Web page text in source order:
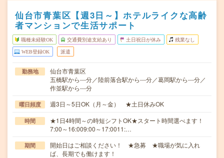
仙台市青葉区【週3日～】ホテルライクな高齢
者マンションで生活サポート
職種未経験OK 交通費別途支給あり 土日祝日が休み 残業なし
WEB登録OK 派遣
勤務地
仙台市青葉区
五橋駅から---分／陸前落合駅から---分／葛岡駅から---分／
作並駅から---分
曜日頻度 週3日～5日OK（月～金） ★土日休みOK
時間
★1日4時間～の時短シフトOK★スタート時間選べます！
7:00～16:009:00～17:0011:…
期間
開始日はご相談ください！ ★急募 ★職場が気に入れ
ば、長期でも働けます！